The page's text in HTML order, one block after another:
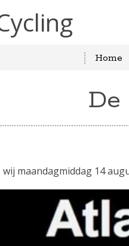
Home
De
wij maandagmiddag 14